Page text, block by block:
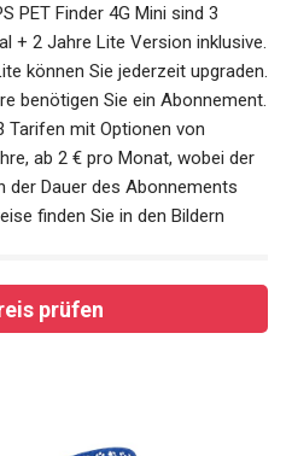
PET Finder 4G Mini sind 3
+ 2 Jahre Lite Version inklusive.
können Sie jederzeit upgraden.
benötigen Sie ein Abonnement.
Tarifen mit Optionen von
ab 2 € pro Monat, wobei der
der Dauer des Abonnements
finden Sie in den Bildern
prüfen